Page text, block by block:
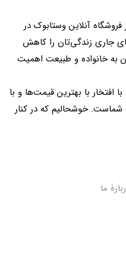
آنلاین وستابوک در
جاری زندگی‌تان را کاهش
به خانواده و طبیعت اهمیت
افتخار با بهترین قیمت‌ها و با
خوشحالیم که در کنار
ما